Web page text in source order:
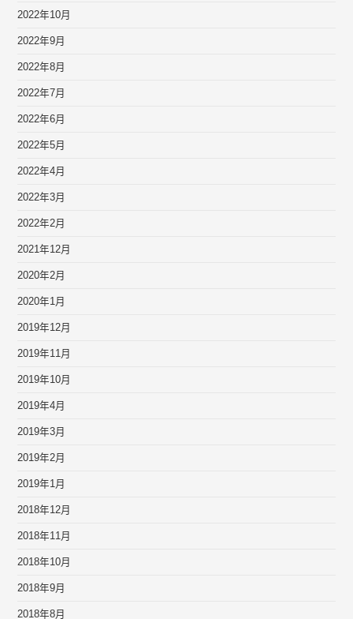
2022年10月
2022年9月
2022年8月
2022年7月
2022年6月
2022年5月
2022年4月
2022年3月
2022年2月
2021年12月
2020年2月
2020年1月
2019年12月
2019年11月
2019年10月
2019年4月
2019年3月
2019年2月
2019年1月
2018年12月
2018年11月
2018年10月
2018年9月
2018年8月